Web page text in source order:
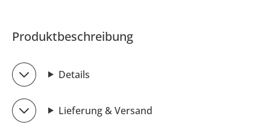
Produktbeschreibung
Details
Lieferung & Versand